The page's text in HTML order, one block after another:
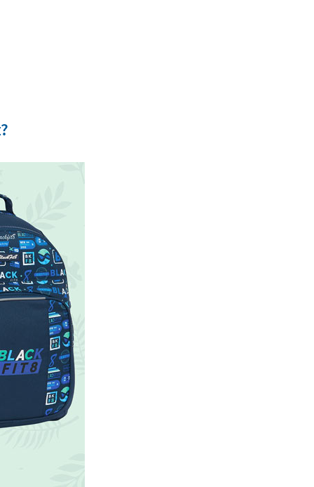
Ihre Kinder werden die Coolsten in ihrer Klasse sein!